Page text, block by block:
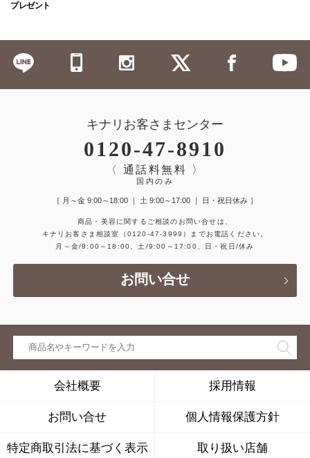
プレゼント
キナリお客さまセンター
0120-47-8910
〈 通話料無料 〉
国内のみ
［ 月～金 9:00～18:00 ｜ 土 9:00～17:00 ｜ 日・祝日休み ］
商品・美容に関するご相談のお問い合せは、
キナリお客さま相談室
（0120-47-3999）
までお電話ください。
月～金/9:00～18:00、土/9:00～17:00、日・祝日/休み
お問い合せ
会社概要 採用情報
お問い合せ 個人情報保護方針
特定商取引法に基づく表示 取り扱い店舗